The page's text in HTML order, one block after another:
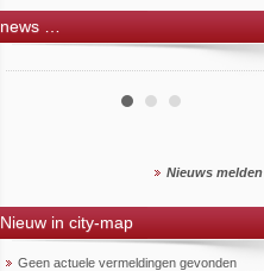
news …
Nieuws melden
Nieuw in city-map
Geen actuele vermeldingen gevonden